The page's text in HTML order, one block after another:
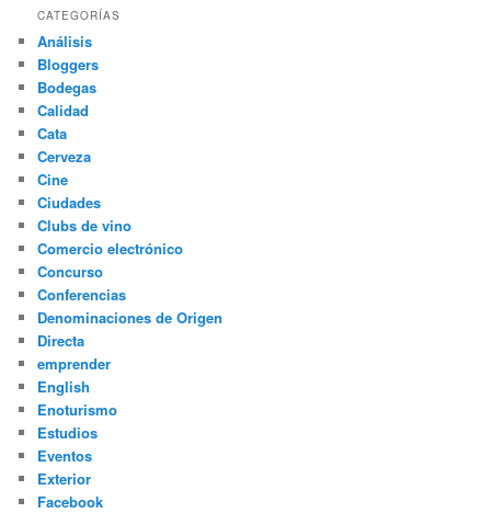
CATEGORÍAS
Análisis
Bloggers
Bodegas
Calidad
Cata
Cerveza
Cine
Ciudades
Clubs de vino
Comercio electrónico
Concurso
Conferencias
Denominaciones de Origen
Directa
emprender
English
Enoturismo
Estudios
Eventos
Exterior
Facebook